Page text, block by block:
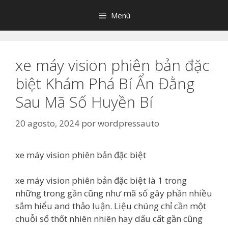
contenido
Menú
xe máy vision phiên bản đặc
biệt Khám Phá Bí Ẩn Đằng
Sau Mã Số Huyền Bí
20 agosto, 2024 porwordpressauto
xe máy vision phiên bản đặc biệt
xe máy vision phiên bản đặc biệt là 1 trong
những trong gần cũng như mã số gây phần nhiều
sắm hiểu and thảo luận. Liệu chúng chỉ cần một
chuỗi số thốt nhiên nhiên hay dấu cất gần cũng